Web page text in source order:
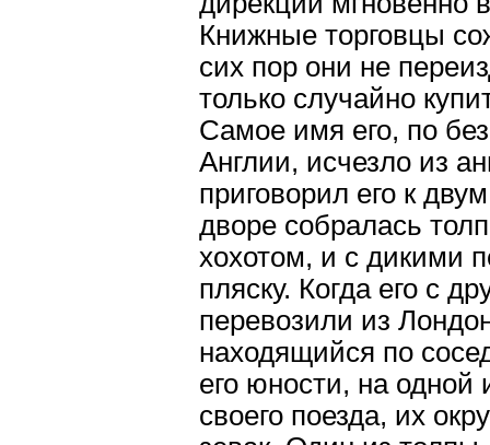
Книжные торговцы
сих пор они не
только случайно
Самое имя его, по
Англии, исчезло из
приговорил его к
дворе собралась
хохотом, и с дикими
пляску. Когда его с
перевозили из
находящийся по
его юности, на одной
своего поезда, их